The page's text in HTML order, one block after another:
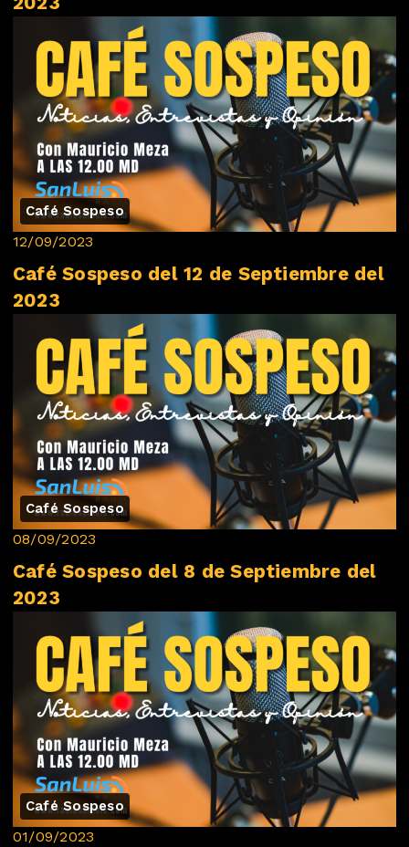
Café Sospeso
12/09/2023
Café Sospeso del 12 de Septiembre del
2023
Café Sospeso
08/09/2023
Café Sospeso del 8 de Septiembre del
2023
Café Sospeso
01/09/2023